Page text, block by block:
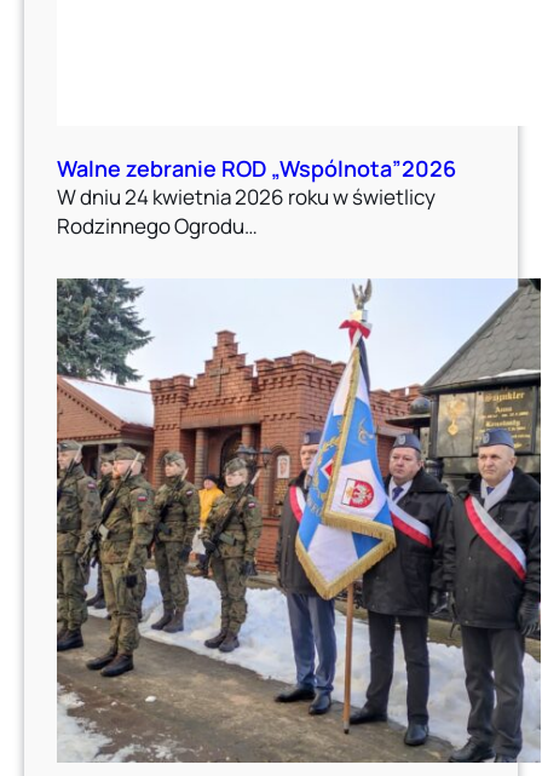
Walne zebranie ROD „Wspólnota”2026
W dniu 24 kwietnia 2026 roku w świetlicy
Rodzinnego Ogrodu…